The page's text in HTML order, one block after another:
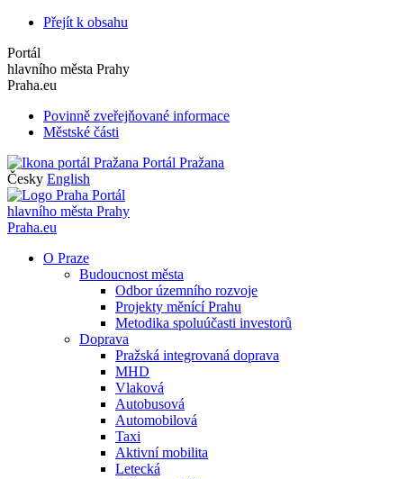
Přejít k obsahu
Portál
hlavního města Prahy
Praha.eu
Povinně zveřejňované informace
Městské části
Portál Pražana
Česky English
Portál
hlavního města Prahy
Praha.eu
O Praze
Budoucnost města
Odbor územního rozvoje
Projekty měnící Prahu
Metodika spoluúčasti investorů
Doprava
Pražská integrovaná doprava
MHD
Vlaková
Autobusová
Automobilová
Taxi
Aktivní mobilita
Letecká